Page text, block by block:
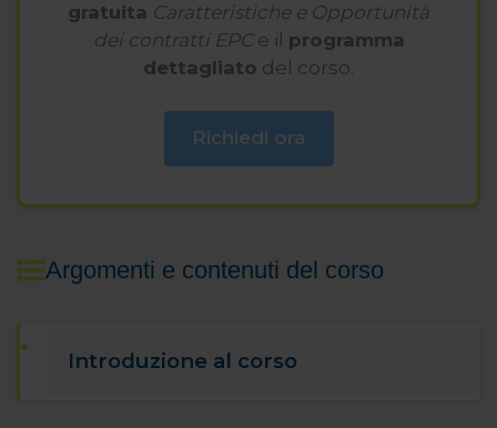
gratuita Caratteristiche e Opportunità
dei contratti EPCe il programma
dettagliato del corso.
Richiedi ora
Argomenti e contenuti del corso
Introduzione al corso